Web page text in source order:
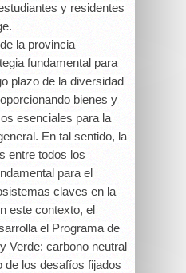
y residentes
la provincia
fundamental para
plazo de la diversidad
bienes y
esenciales para la
En tal sentido, la
entre todos los
para el
claves en la
este contexto, el
el Programa de
Verde: carbono neutral
de los desafíos fijados